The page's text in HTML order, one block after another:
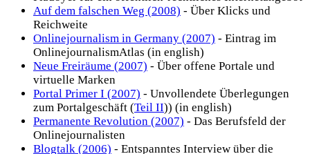
Auf dem falschen Weg (2008) - Über Klicks und
Reichweite
Onlinejournalism in Germany (2007) - Eintrag im
OnlinejournalismAtlas (in english)
Neue Freiräume (2007) - Über offene Portale und
virtuelle Marken
Portal Primer I (2007) - Unvollendete Überlegungen
zum Portalgeschäft (Teil II)) (in english)
Permanente Revolution (2007) - Das Berufsfeld der
Onlinejournalisten
Blogtalk (2006) - Entspanntes Interview über die